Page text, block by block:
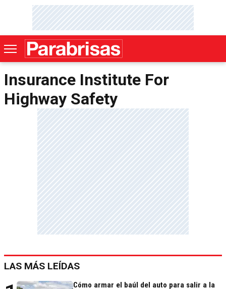
Insurance Institute For
Highway Safety
LAS MÁS LEÍDAS
Cómo armar el baúl del auto para salir a la